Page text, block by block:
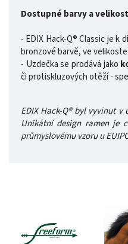
Dostupné barvy a
- EDIX Hack-Q® Classic je k
bronzové barvě, ve
- Uzdečka se prodává jako
či protiskluzových otěží -
EDIX Hack-Q® byl vyvinut v
Unikátní design ramen je
průmyslovému vzoru u